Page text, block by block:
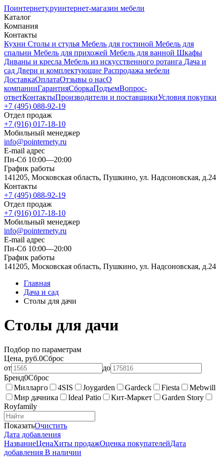
Поинтернету.руинтернет-магазин мебели
Каталог
Компания
Контакты
Кухни Столы и стулья Мебель для гостиной Мебель для
спальни Мебель для прихожей Мебель для ванной Шкафы
Диваны и кресла Мебель из искусственного ротанга Дача и
сад Двери и комплектующие Распродажа мебели
ДоставкаОплатаОтзывы о насО
компанииГарантияСборкаПодъемВопрос-
ответКонтактыПроизводители и поставщикиУсловия покупки
+7 (495) 088-92-19
Отдел продаж
+7 (916) 017-18-10
Мобильный менеджер
info@pointernety.ru
E-mail адрес
Пн-Сб 10:00—20:00
График работы
141205, Московская область, Пушкино, ул. Надсоновская, д.24
Контакты
+7 (495) 088-92-19
Отдел продаж
+7 (916) 017-18-10
Мобильный менеджер
info@pointernety.ru
E-mail адрес
Пн-Сб 10:00—20:00
График работы
141205, Московская область, Пушкино, ул. Надсоновская, д.24
Главная
Дача и сад
Столы для дачи
Столы для дачи
Подбор по параметрам
Цена, руб.0Сброс
от
до
Бренд0Сброс
Милларго
4SIS Joygarden Gardeck Fiesta
Mebwill
Мир дачника
Ideal Patio Кит-Маркет
Garden Story
Royfamily
ПоказатьОчистить
Дата добавления
НазваниеЦенаХиты продажОценка покупателейДата
добавления В наличии